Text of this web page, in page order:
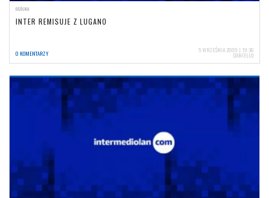
OGÓLNA
INTER REMISUJE Z LUGANO
0 KOMENTARZY 5 WRZEŚNIA 2009 | 19:36
DANIELLO